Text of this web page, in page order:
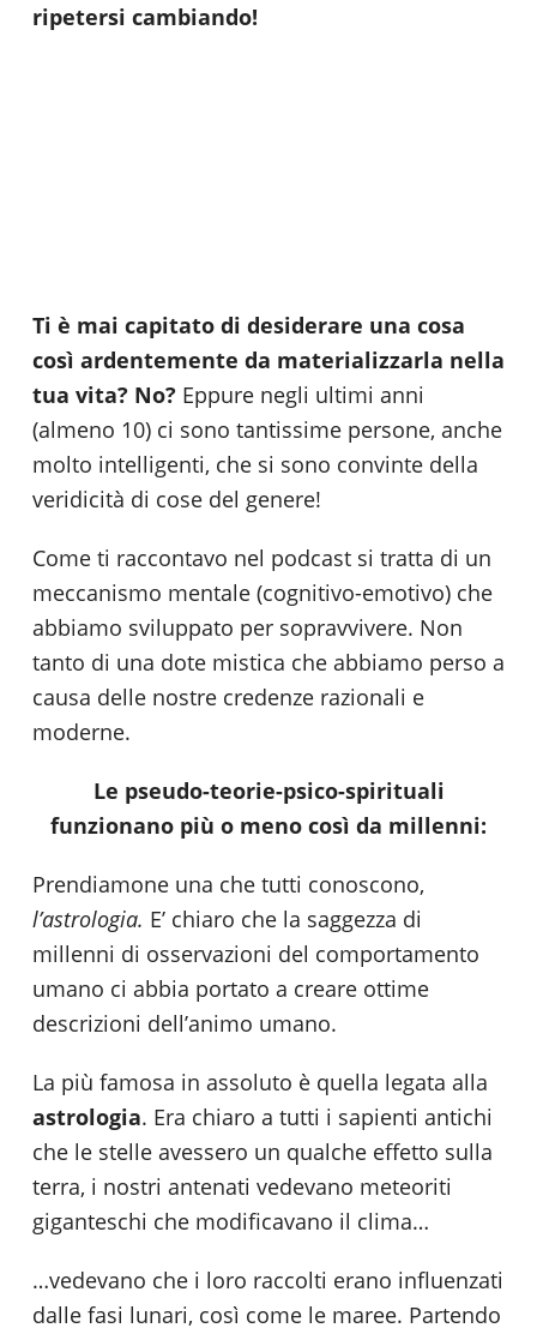
ripetersi cambiando!
Ti è mai capitato di desiderare una cosa
così ardentemente da materializzarla nella
tua vita? No? Eppure negli ultimi anni
(almeno 10) ci sono tantissime persone, anche
molto intelligenti, che si sono convinte della
veridicità di cose del genere!
Come ti raccontavo nel podcast si tratta di un
meccanismo mentale (cognitivo-emotivo) che
abbiamo sviluppato per sopravvivere. Non
tanto di una dote mistica che abbiamo perso a
causa delle nostre credenze razionali e
moderne.
Le pseudo-teorie-psico-spirituali
funzionano più o meno così da millenni:
Prendiamone una che tutti conoscono,
l’astrologia. E’ chiaro che la saggezza di
millenni di osservazioni del comportamento
umano ci abbia portato a creare ottime
descrizioni dell’animo umano.
La più famosa in assoluto è quella legata alla
astrologia. Era chiaro a tutti i sapienti antichi
che le stelle avessero un qualche effetto sulla
terra, i nostri antenati vedevano meteoriti
giganteschi che modificavano il clima…
…vedevano che i loro raccolti erano influenzati
dalle fasi lunari, così come le maree. Partendo